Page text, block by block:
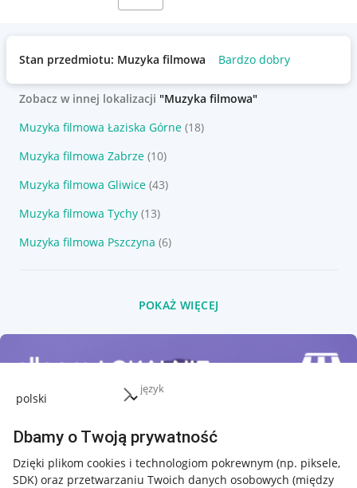
język
Dbamy o Twoją prywatność
Dzięki plikom cookies i technologiom pokrewnym (np. piksele,
SDK) oraz przetwarzaniu Twoich danych osobowych (między
Stan przedmiotu: Muzyka filmowa Bardzo dobry
Zobacz w innej lokalizacji "Muzyka filmowa"
Muzyka filmowa Łaziska Górne (18)
Muzyka filmowa Zabrze (10)
Muzyka filmowa Gliwice (43)
Muzyka filmowa Tychy (13)
Muzyka filmowa Pszczyna (6)
POKAŻ WIĘCEJ